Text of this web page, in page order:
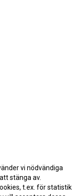
vi nödvändiga
stänga av.
t.ex. för statistik